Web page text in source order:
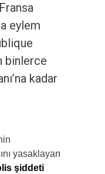
eylem
binlerce
kadar
yasaklayan
şiddeti